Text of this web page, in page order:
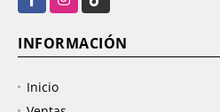
FacebookInstagram
TikTok